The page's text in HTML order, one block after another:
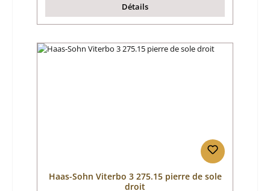
Détails
Haas-Sohn Viterbo 3 275.15 pierre de sole
droit